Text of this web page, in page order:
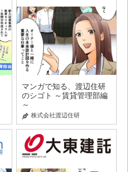
マンガで知る、渡辺住研
のシゴト ～賃貸管理部編
～
株式会社渡辺住研